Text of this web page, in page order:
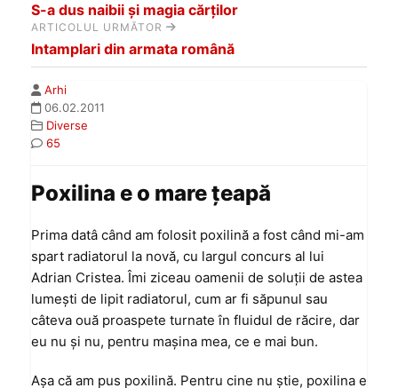
S-a dus naibii şi magia cărţilor
ARTICOLUL URMĂTOR
Intamplari din armata română
Arhi
06.02.2011
Diverse
65
Poxilina e o mare ţeapă
Prima datâ când am folosit poxilină a fost când mi-am
spart radiatorul la novă, cu largul concurs al lui
Adrian Cristea. Îmi ziceau oamenii de soluţii de astea
lumeşti de lipit radiatorul, cum ar fi săpunul sau
câteva ouă proaspete turnate în fluidul de răcire, dar
eu nu şi nu, pentru maşina mea, ce e mai bun.
Aşa că am pus poxilină. Pentru cine nu ştie, poxilina e